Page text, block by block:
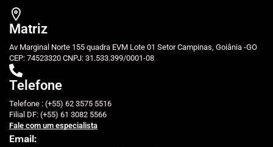
Matriz
Av Marginal Norte 155 quadra EVM Lote 01 Setor Campinas, Goiânia -GO
CEP: 74523320 CNPJ: 31.533.399/0001-08
Telefone
Telefone : (+55) 62 3575 5516
Filial DF: (+55) 61 3082 5566
Fale com um especialista
Email: